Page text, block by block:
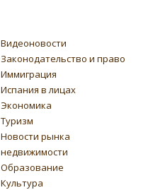
Видеоновости
Законодательство и право
Иммиграция
Испания в лицах
Экономика
Туризм
Новости рынка
недвижимости
Образование
Культура